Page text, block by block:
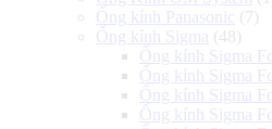
Ống kính Panasonic (7)
Ống kính Sigma (48)
Ống kính Sigma
Ống kính Sigma
Ống kính Sigma
Ống kính Sigma